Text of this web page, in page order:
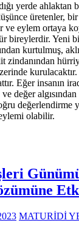
ahlaktan
üretenler,
ortaya
bireylerdir. Yeni
kurtulmuş,
zindanından
Eğer insanın
değer
değerlendirme
eylemi
MATURİDİ